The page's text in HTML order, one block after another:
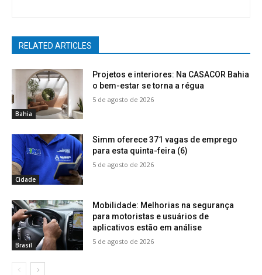
RELATED ARTICLES
Bahia
Projetos e interiores: Na CASACOR Bahia
o bem-estar se torna a régua
5 de agosto de 2026
Cidade
Simm oferece 371 vagas de emprego
para esta quinta-feira (6)
5 de agosto de 2026
Brasil
Mobilidade: Melhorias na segurança
para motoristas e usuários de
aplicativos estão em análise
5 de agosto de 2026